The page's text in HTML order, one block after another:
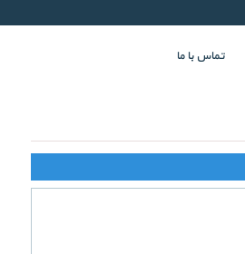
تماس با ما